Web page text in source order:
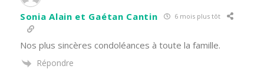
Sonia Alain et Gaétan Cantin 6 mois plus tôt
Nos plus sincères condoléances à toute la famille.
Répondre